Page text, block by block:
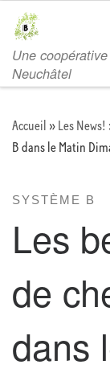
Passer au contenu
Une
Neuchâtel
Accueil »Les News!
B dans le Matin
SYSTÈME B
Les
de
dans